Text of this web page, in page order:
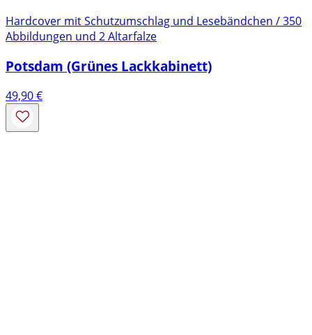
Hardcover mit Schutzumschlag und Lesebändchen / 350
Abbildungen und 2 Altarfalze
Potsdam (Grünes Lackkabinett)
49,90€